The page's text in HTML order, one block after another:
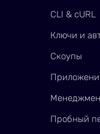
CLI & cURL
Ключи и
Скоупы
Пробный